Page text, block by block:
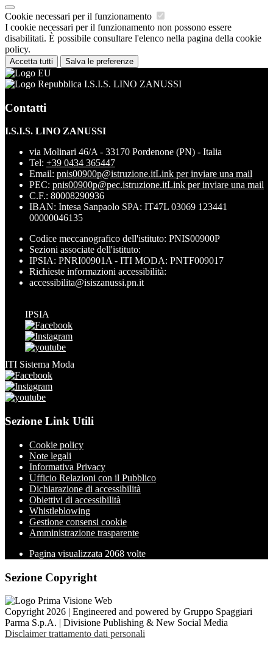
Cookie necessari per il funzionamento
I cookie necessari per il funzionamento non possono essere
disabilitati. È possibile consultare l'elenco nella pagina della cookie
policy.
Accetta tutti Salva le preferenze
I.S.I.S. LINO ZANUSSI
Contatti
I.S.I.S. LINO ZANUSSI
via Molinari 46/A - 33170 Pordenone (PN) - Italia
Tel: +39 0434 365447
Email: pnis00900p@istruzione.itLink per inviare una mail
PEC: pnis00900p@pec.istruzione.itLink per inviare una mail
C.F.: 80008290936
IBAN: Intesa Sanpaolo SPA: IT47L 03069 123441
00000046135
Codice meccanografico dell'istituto: PNIS00900P
Sezioni associate dell'istituto:
IPSIA: PNRI00901A - ITI MODA: PNTF009017
Richieste informazioni accessibilità:
accessibilita@isiszanussi.pn.it
IPSIA
ITI Sistema Moda
Sezione Link Utili
Cookie policy
Note legali
Informativa Privacy
Ufficio Relazioni con il Pubblico
Dichiarazione di accessibilità
Obiettivi di accessibilità
Whistleblowing
Gestione consensi cookie
Amministrazione trasparente
Pagina visualizzata 2068 volte
Sezione Copyright
Copyright 2026 | Engineered and powered by Gruppo Spaggiari
Parma S.p.A. | Divisione Publishing & New Social Media
Disclaimer trattamento dati personali